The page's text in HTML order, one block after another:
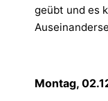
geübt und es
Montag,